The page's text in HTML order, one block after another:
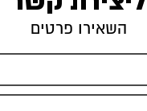
השאירו פרטים